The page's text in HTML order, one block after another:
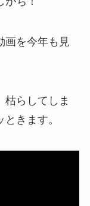
画を今年も見
らしてしま
きます。